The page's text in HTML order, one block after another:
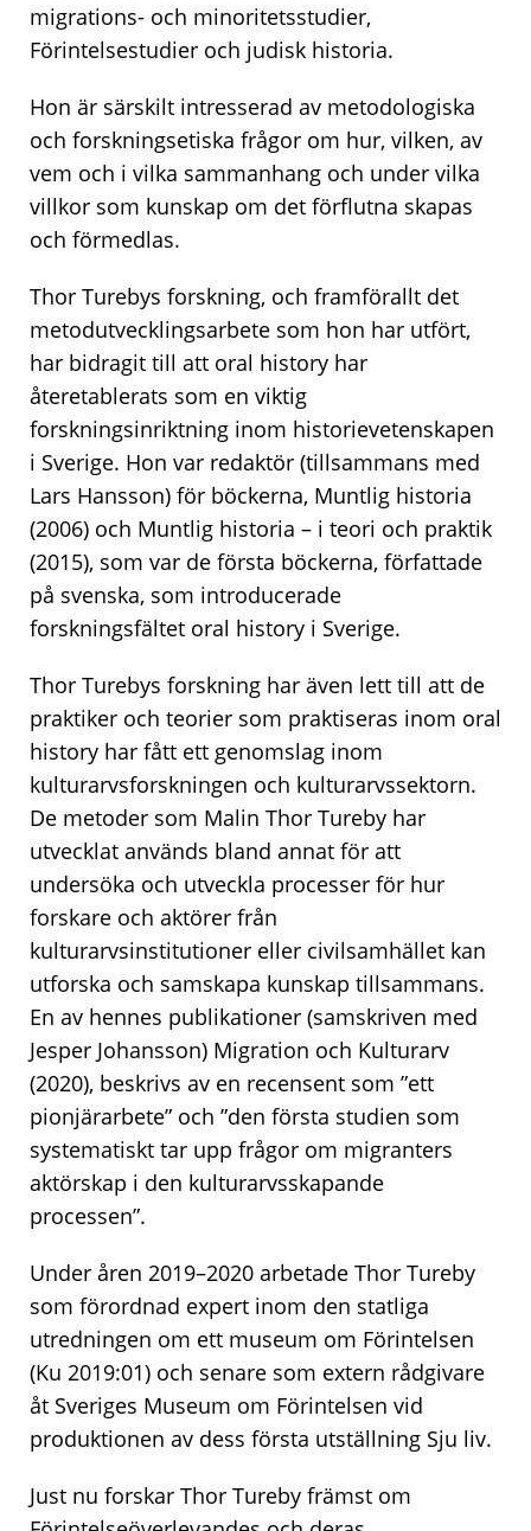
migrations- och minoritetsstudier,
Förintelsestudier och judisk historia.
Hon är särskilt intresserad av metodologiska
och forskningsetiska frågor om hur, vilken, av
vem och i vilka sammanhang och under vilka
villkor som kunskap om det förflutna skapas
och förmedlas.
Thor Turebys forskning, och framförallt det
metodutvecklingsarbete som hon har utfört,
har bidragit till att oral history har
återetablerats som en viktig
forskningsinriktning inom historievetenskapen
i Sverige. Hon var redaktör (tillsammans med
Lars Hansson) för böckerna, Muntlig historia
(2006) och Muntlig historia – i teori och praktik
(2015), som var de första böckerna, författade
på svenska, som introducerade
forskningsfältet oral history i Sverige.
Thor Turebys forskning har även lett till att de
praktiker och teorier som praktiseras inom oral
history har fått ett genomslag inom
kulturarvsforskningen och kulturarvssektorn.
De metoder som Malin Thor Tureby har
utvecklat används bland annat för att
undersöka och utveckla processer för hur
forskare och aktörer från
kulturarvsinstitutioner eller civilsamhället kan
utforska och samskapa kunskap tillsammans.
En av hennes publikationer (samskriven med
Jesper Johansson) Migration och Kulturarv
(2020), beskrivs av en recensent som ”ett
pionjärarbete” och ”den första studien som
systematiskt tar upp frågor om migranters
aktörskap i den kulturarvsskapande
processen”.
Under åren 2019–2020 arbetade Thor Tureby
som förordnad expert inom den statliga
utredningen om ett museum om Förintelsen
(Ku 2019:01) och senare som extern rådgivare
åt Sveriges Museum om Förintelsen vid
produktionen av dess första utställning Sju liv.
Just nu forskar Thor Tureby främst om